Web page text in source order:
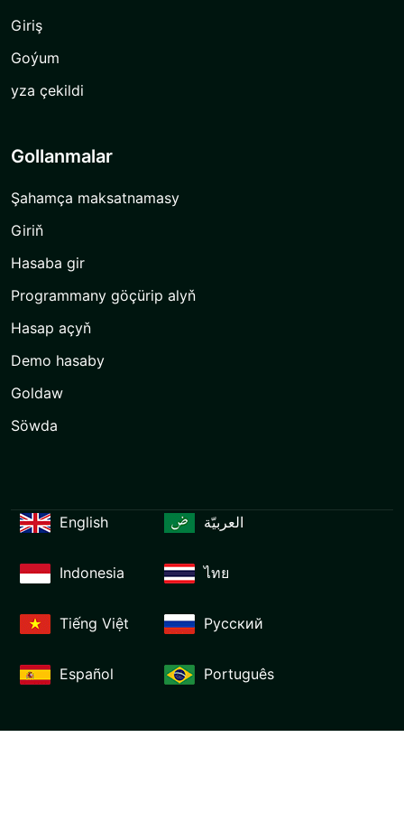
Giriş
Goýum
yza çekildi
Gollanmalar
Şahamça maksatnamasy
Giriň
Hasaba gir
Programmany göçürip alyň
Hasap açyň
Demo hasaby
Goldaw
Söwda
English العربيّة
Indonesia ไทย
Tiếng Việt Русский
Español Português